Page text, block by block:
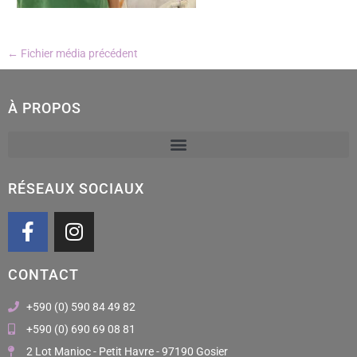
← Fichier média précédent
À PROPOS
RÉSEAUX SOCIAUX
F
a
e
b
o
o
I
n
t
a
g
r
CONTACT
+590 (0) 590 84 49 82
+590 (0) 690 69 08 81
2 Lot Manioc - Petit Havre - 97190 Gosier